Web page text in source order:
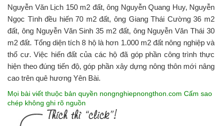
Nguyễn Văn Lịch 150 m2 đất, ông Nguyễn Quang Huy, Nguyễn
Ngọc Tình đều hiến 70 m2 đất, ông Giang Thái Cường 36 m2
đất, ông Nguyễn Văn Sinh 35 m2 đất, ông Nguyễn Văn Thái 30
m2 đất. Tổng diện tích 8 hộ là hơn 1.000 m2 đất nông nghiệp và
thổ cư. Việc hiến đất của các hộ đã góp phần công trình thực
hiện theo đúng tiến độ, góp phần xây dựng nông thôn mới nâng
cao trên quê hương Yên Bài.
Mọi bài viết thuộc bản quyền nongnghiepnongthon.com Cấm sao
chép không ghi rõ nguồn